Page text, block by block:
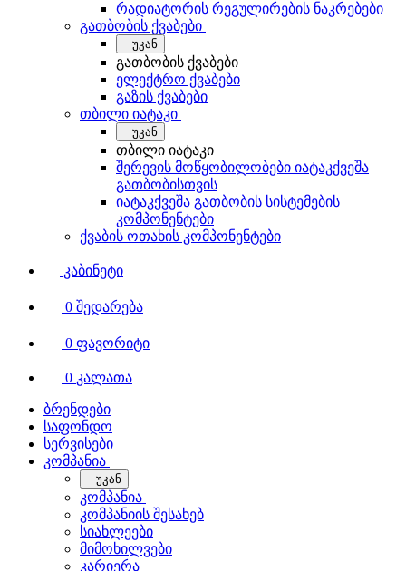
რადიატორის რეგულირების ნაკრებები
გათბობის ქვაბები
უკან
გათბობის ქვაბები
ელექტრო ქვაბები
გაზის ქვაბები
თბილი იატაკი
უკან
თბილი იატაკი
შერევის მოწყობილობები იატაკქვეშა
გათბობისთვის
იატაკქვეშა გათბობის სისტემების
კომპონენტები
ქვაბის ოთახის კომპონენტები
კაბინეტი
0 შედარება
0 ფავორიტი
0 კალათა
ბრენდები
საფონდო
სერვისები
კომპანია
უკან
კომპანია
კომპანიის შესახებ
სიახლეები
მიმოხილვები
კარიერა